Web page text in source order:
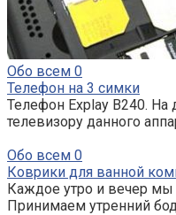
Обо всем 0
Телефон на 3 симки
Телефон Explay B240. На
телевизору данного
Обо всем 0
Коврики для ванной
Каждое утро и вечер мы
Принимаем утренний